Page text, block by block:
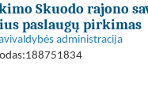
Skuodo rajono
paslaugų pirkimas
administracija